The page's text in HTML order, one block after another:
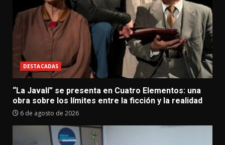
DESTACADAS
“La Javalí” se presenta en Cuatro Elementos: una
obra sobre los límites entre la ficción y la realidad
6 de agosto de 2026